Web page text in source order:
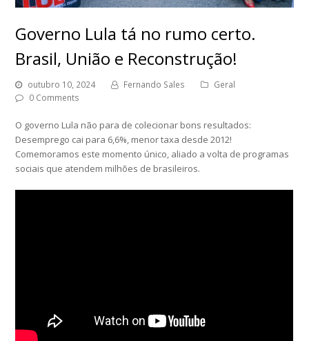
Governo Lula tá no rumo certo.
Brasil, União e Reconstrução!
outubro 10, 2024 Fernando Sales
Geral
0 Comments
O governo Lula não para de colecionar bons resultados:
Desemprego cai para 6,6%, menor taxa desde 2012!
Comemoramos este momento único, aliado a volta de programas
sociais que atendem milhões de brasileiros.